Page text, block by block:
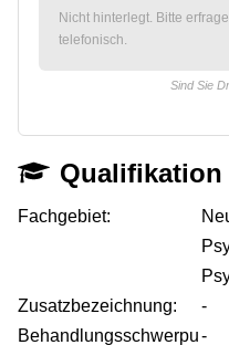
Nicht hinterlegt. Bitte
telefonisch.
Sind Sie
Qualifikation
Fachgebiet:
Zusatzbezeichnung:
-
Behandlungsschwerpu-